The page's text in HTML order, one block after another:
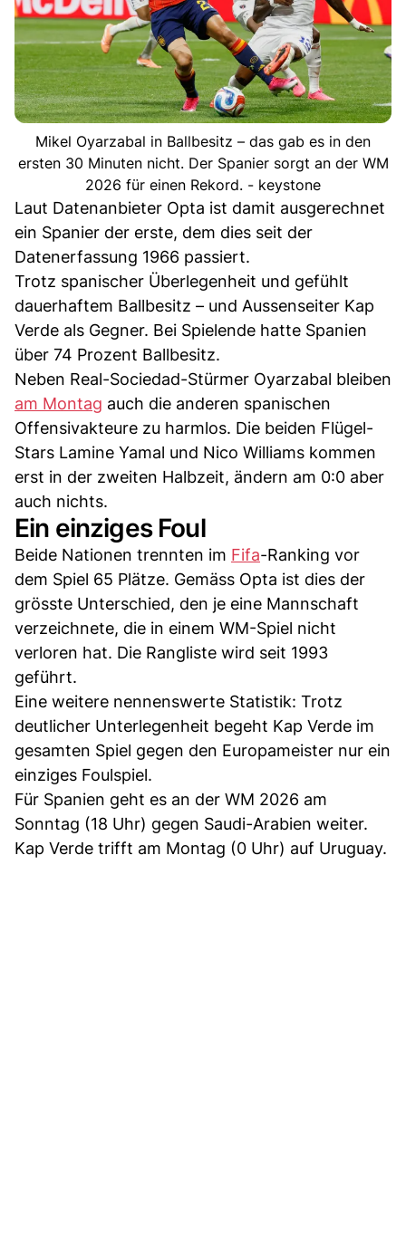
Mikel Oyarzabal in Ballbesitz – das gab es in den
ersten 30 Minuten nicht. Der Spanier sorgt an der WM
2026 für einen Rekord. - keystone
Laut Datenanbieter Opta ist damit ausgerechnet
ein Spanier der erste, dem dies seit der
Datenerfassung 1966 passiert.
Trotz spanischer Überlegenheit und gefühlt
dauerhaftem Ballbesitz – und Aussenseiter Kap
Verde als Gegner. Bei Spielende hatte Spanien
über 74 Prozent Ballbesitz.
Neben Real-Sociedad-Stürmer Oyarzabal bleiben
am Montag auch die anderen spanischen
Offensivakteure zu harmlos. Die beiden Flügel-
Stars Lamine Yamal und Nico Williams kommen
erst in der zweiten Halbzeit, ändern am 0:0 aber
auch nichts.
Ein einziges Foul
Beide Nationen trennten im Fifa-Ranking vor
dem Spiel 65 Plätze. Gemäss Opta ist dies der
grösste Unterschied, den je eine Mannschaft
verzeichnete, die in einem WM-Spiel nicht
verloren hat. Die Rangliste wird seit 1993
geführt.
Eine weitere nennenswerte Statistik: Trotz
deutlicher Unterlegenheit begeht Kap Verde im
gesamten Spiel gegen den Europameister nur ein
einziges Foulspiel.
Für Spanien geht es an der WM 2026 am
Sonntag (18 Uhr) gegen Saudi-Arabien weiter.
Kap Verde trifft am Montag (0 Uhr) auf Uruguay.